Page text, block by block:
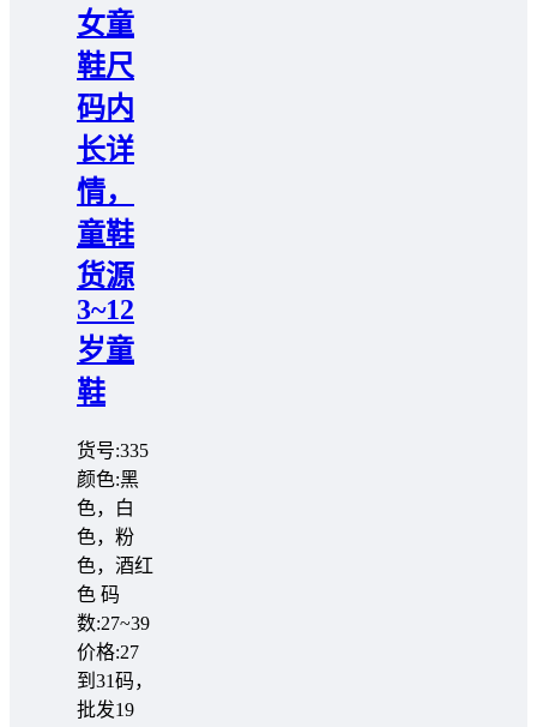
女童
鞋尺
码内
长详
情，
童鞋
货源
3~12
岁童
鞋
货号:335
颜色:黑
色，白
色，粉
色，酒红
色 码
数:27~39
价格:27
到31码，
批发19